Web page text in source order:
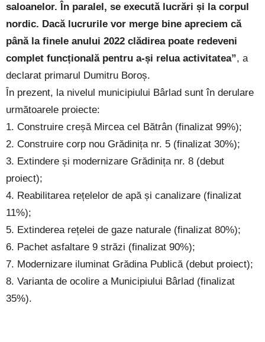
saloanelor. În paralel, se execută lucrări și la corpul
nordic. Dacă lucrurile vor merge bine apreciem că
până la finele anului 2022 clădirea poate redeveni
complet funcțională pentru a-și relua activitatea”, a
declarat primarul Dumitru Boroș.
În prezent, la nivelul municipiului Bârlad sunt în derulare
următoarele proiecte:
1. Construire creșă Mircea cel Bătrân (finalizat 99%);
2. Construire corp nou Grădinița nr. 5 (finalizat 30%);
3. Extindere și modernizare Grădinița nr. 8 (debut
proiect);
4. Reabilitarea rețelelor de apă și canalizare (finalizat
11%);
5. Extinderea rețelei de gaze naturale (finalizat 80%);
6. Pachet asfaltare 9 străzi (finalizat 90%);
7. Modernizare iluminat Grădina Publică (debut proiect);
8. Varianta de ocolire a Municipiului Bârlad (finalizat
35%).